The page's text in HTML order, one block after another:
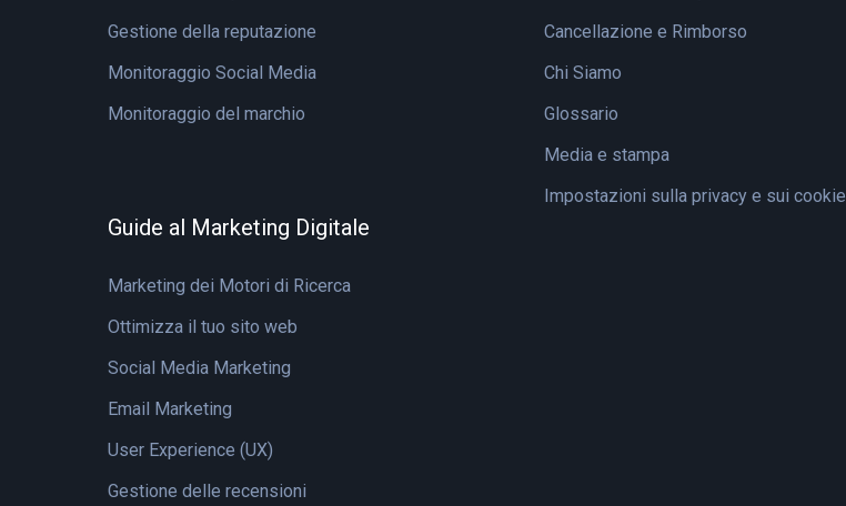
Gestione della reputazione
Monitoraggio Social Media
Monitoraggio del marchio
Cancellazione e Rimborso
Chi Siamo
Glossario
Media e stampa
Impostazioni sulla privacy e sui cookie
Guide al Marketing Digitale
Marketing dei Motori di Ricerca
Ottimizza il tuo sito web
Social Media Marketing
Email Marketing
User Experience (UX)
Gestione delle recensioni